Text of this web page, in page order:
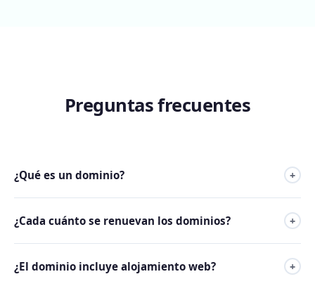
Preguntas frecuentes
¿Qué es un dominio? +
sitio web en Internet. Por ejemplo: tunegocio.com.
¿Cada cuánto se renuevan los dominios? +
¿El dominio incluye alojamiento web? +